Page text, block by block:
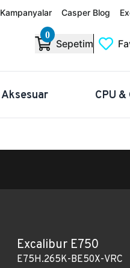
Kampanyalar Casper Blog
0
Sepetim
Aksesuar CPU &
Excalibur E750
E75H.265K-BE50X-VRC